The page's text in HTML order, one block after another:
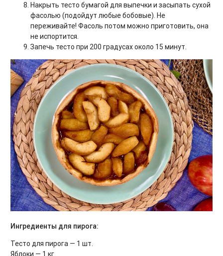
Накрыть тесто бумагой для выпечки и засыпать сухой
фасолью (подойдут любые бобовые). Не
переживайте! Фасоль потом можно приготовить, она
не испортится.
Запечь тесто при 200 градусах около 15 минут.
Ингредиенты для пирога:
Тесто для пирога — 1 шт.
Яблоки — 1 кг